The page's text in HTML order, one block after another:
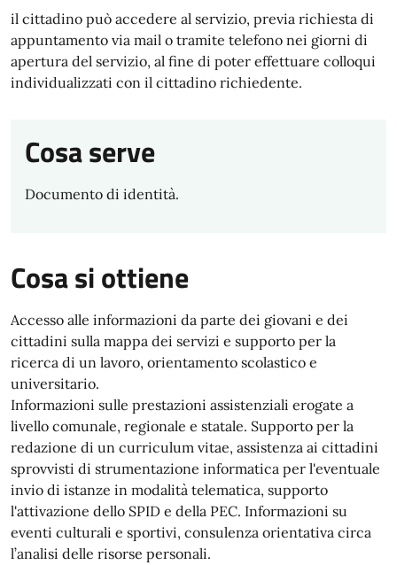
il cittadino può accedere al servizio, previa richiesta di
appuntamento via mail o tramite telefono nei giorni di
apertura del servizio, al fine di poter effettuare colloqui
individualizzati con il cittadino richiedente.
Cosa serve
Documento di identità.
Cosa si ottiene
Accesso alle informazioni da parte dei giovani e dei
cittadini sulla mappa dei servizi e supporto per la
ricerca di un lavoro, orientamento scolastico e
universitario.
Informazioni sulle prestazioni assistenziali erogate a
livello comunale, regionale e statale. Supporto per la
redazione di un curriculum vitae, assistenza ai cittadini
sprovvisti di strumentazione informatica per l'eventuale
invio di istanze in modalità telematica, supporto
l'attivazione dello SPID e della PEC. Informazioni su
eventi culturali e sportivi, consulenza orientativa circa
l’analisi delle risorse personali.